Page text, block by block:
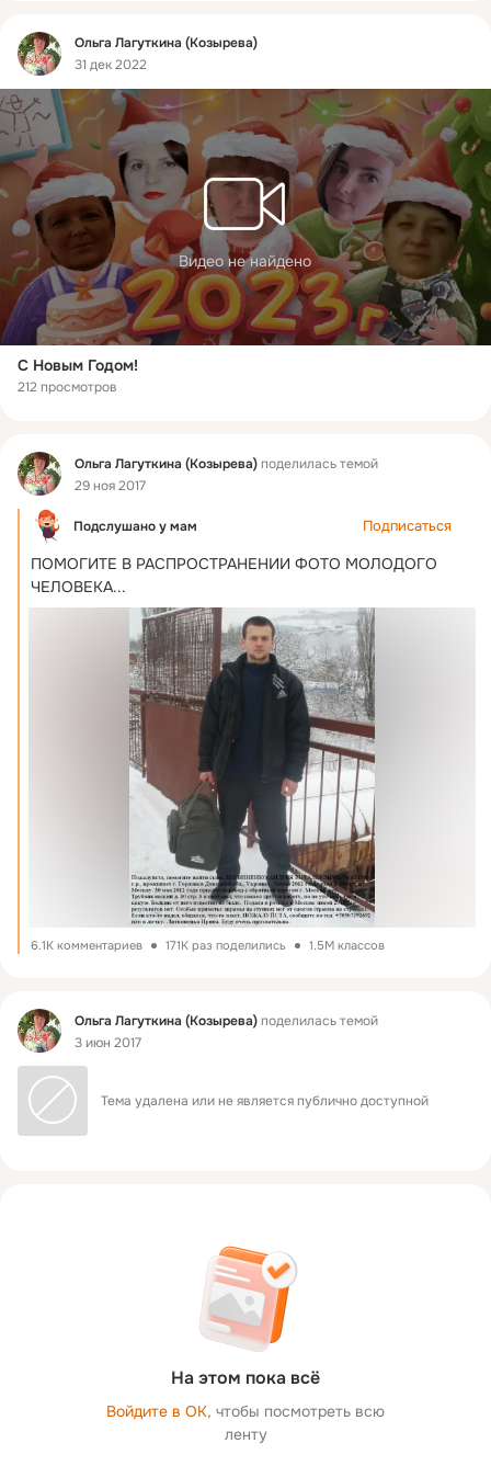
Фид
Ольга Лагуткина (Козырева)
31 дек 2022
Видео не найдено
С Новым Годом!
212 просмотров
Фид Ольга Лагуткина (Козырева)поделилась темой
29 ноя 2017
Подслушано у мам Подписаться
ПОМОГИТЕ В РАСПРОСТРАНЕНИИ ФОТО МОЛОДОГО
ЧЕЛОВЕКА...
6.1K комментариев 171K раз поделились 1.5M классов
Фид Ольга Лагуткина (Козырева)поделилась темой
3 июн 2017
Тема удалена или не является публично доступной
На этом пока всё
Войдите в ОК, чтобы посмотреть всю
ленту